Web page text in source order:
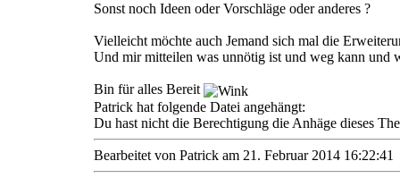
Sonst noch Ideen oder Vorschläge oder anderes ?
Vielleicht möchte auch Jemand sich mal die
Und mir mitteilen was unnötig ist und weg kann und
Bin für alles Bereit
Patrick hat folgende Datei angehängt:
Du hast nicht die Berechtigung die Anhäge dieses
Bearbeitet von Patrick am 21. Februar 2014 16:22:41